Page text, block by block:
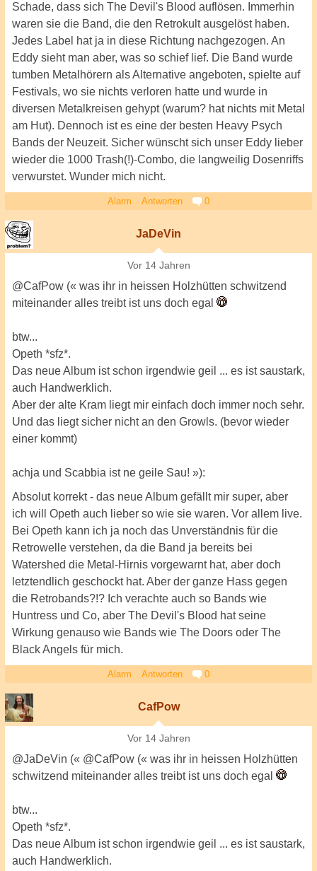
Schade, dass sich The Devil's Blood auflösen. Immerhin
waren sie die Band, die den Retrokult ausgelöst haben.
Jedes Label hat ja in diese Richtung nachgezogen. An
Eddy sieht man aber, was so schief lief. Die Band wurde
tumben Metalhörern als Alternative angeboten, spielte auf
Festivals, wo sie nichts verloren hatte und wurde in
diversen Metalkreisen gehypt (warum? hat nichts mit Metal
am Hut). Dennoch ist es eine der besten Heavy Psych
Bands der Neuzeit. Sicher wünscht sich unser Eddy lieber
wieder die 1000 Trash(!)-Combo, die langweilig Dosenriffs
verwurstet. Wunder mich nicht.
Alarm Antworten 0
JaDeVin
Vor 14 Jahren
@CafPow (« was ihr in heissen Holzhütten schwitzend
miteinander alles treibt ist uns doch egal
btw...
Opeth *sfz*.
Das neue Album ist schon irgendwie geil ... es ist saustark,
auch Handwerklich.
Aber der alte Kram liegt mir einfach doch immer noch sehr.
Und das liegt sicher nicht an den Growls. (bevor wieder
einer kommt)
achja und Scabbia ist ne geile Sau! »):
Absolut korrekt - das neue Album gefällt mir super, aber
ich will Opeth auch lieber so wie sie waren. Vor allem live.
Bei Opeth kann ich ja noch das Unverständnis für die
Retrowelle verstehen, da die Band ja bereits bei
Watershed die Metal-Hirnis vorgewarnt hat, aber doch
letztendlich geschockt hat. Aber der ganze Hass gegen
die Retrobands?!? Ich verachte auch so Bands wie
Huntress und Co, aber The Devil's Blood hat seine
Wirkung genauso wie Bands wie The Doors oder The
Black Angels für mich.
Alarm Antworten 0
CafPow
Vor 14 Jahren
@JaDeVin (« @CafPow (« was ihr in heissen Holzhütten
schwitzend miteinander alles treibt ist uns doch egal
btw...
Opeth *sfz*.
Das neue Album ist schon irgendwie geil ... es ist saustark,
auch Handwerklich.